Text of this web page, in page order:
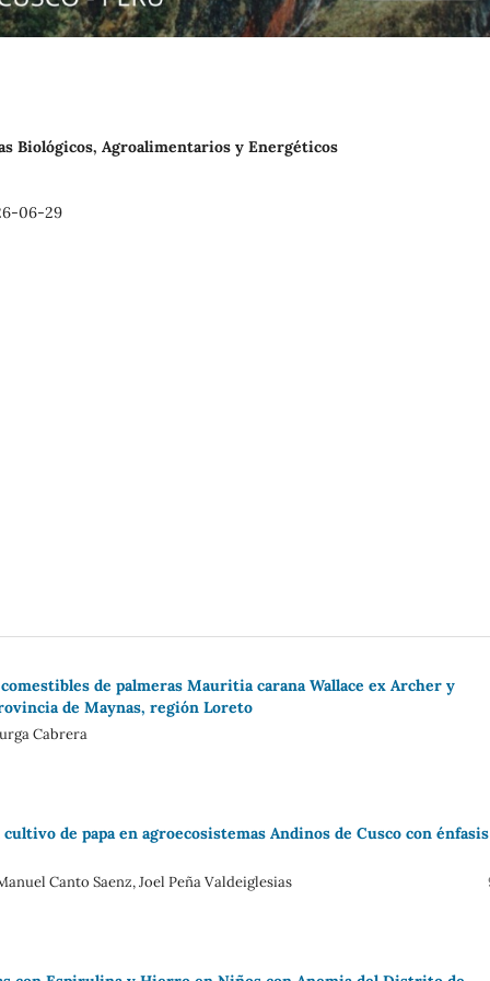
Biológicos, Agroalimentarios y Energéticos
06-29
de palmeras Mauritia carana Wallace ex Archer y
de Maynas, región Loreto
Cabrera
de papa en agroecosistemas Andinos de Cusco con
Canto Saenz, Joel Peña Valdeiglesias